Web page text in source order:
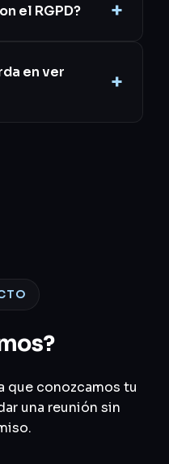
el RGPD?
en ver
que conozcamos tu
una reunión sin